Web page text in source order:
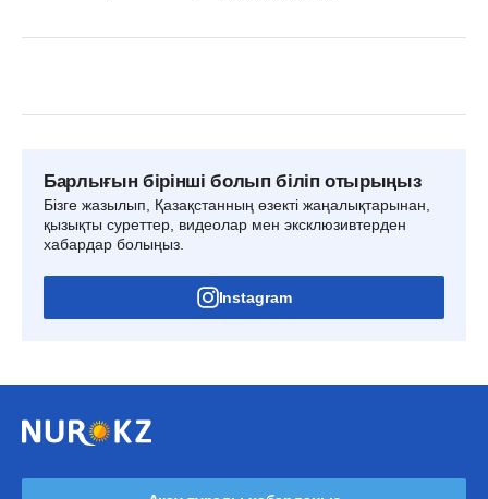
Барлығын бірінші болып біліп отырыңыз
Бізге жазылып, Қазақстанның өзекті жаңалықтарынан,
қызықты суреттер, видеолар мен эксклюзивтерден
хабардар болыңыз.
Instagram